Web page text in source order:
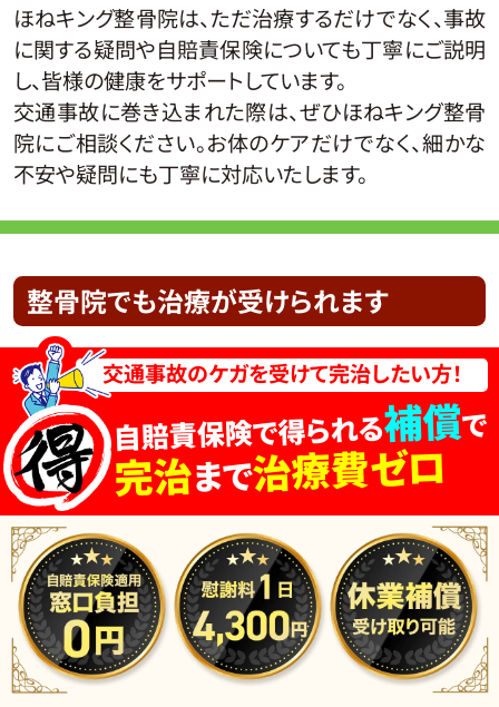
ほねキング整骨院は、ただ治療するだけでなく、事故
に関する疑問や自賠責保険についても丁寧にご説明
し、皆様の健康をサポートしています。
交通事故に巻き込まれた際は、ぜひほねキング整骨
院にご相談ください。お体のケアだけでなく、細かな
不安や疑問にも丁寧に対応いたします。
整骨院でも治療が受けられます
交通事故のケガを受けて完治したい方！
自賠責保険で得られる補償で
完治まで治療費ゼロ